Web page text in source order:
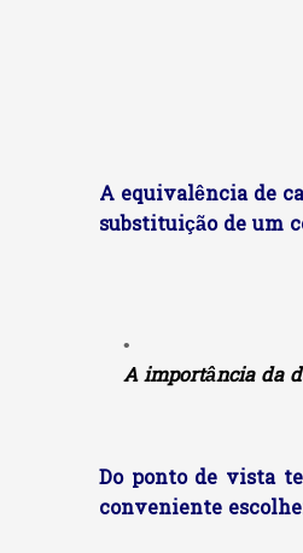
A equivalência de
substituição de um
A importância da
Do ponto de vista
conveniente